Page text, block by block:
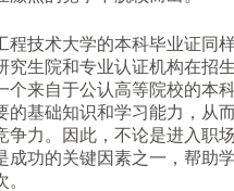
程技术大学的本科毕业证同
究生院和专业认证机构在招
个来自于公认高等院校的本
的基础知识和学习能力，从
争力。因此，不论是进入职
成功的关键因素之一，帮助